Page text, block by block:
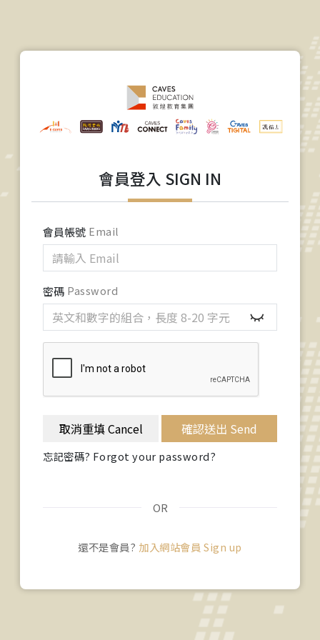
會員登入 SIGN IN
會員帳號 Email
密碼 Password
取消重填 Cancel 確認送出 Send
忘記密碼? Forgot your password?
OR
還不是會員? 加入網站會員 Sign up